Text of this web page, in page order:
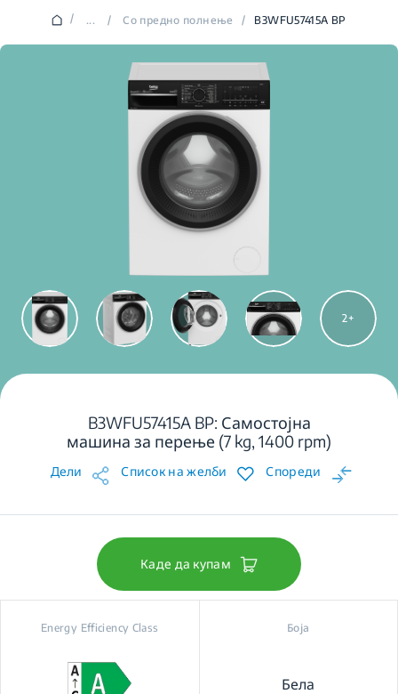
/ ... / Со предно полнење / B3WFU57415A BP
2
B3WFU57415A BP: Самостојна
машина за перење (7 kg, 1400 rpm)
Дели Список на желби Спореди
Каде да купам
Energy Efficiency Class Боја
Бела